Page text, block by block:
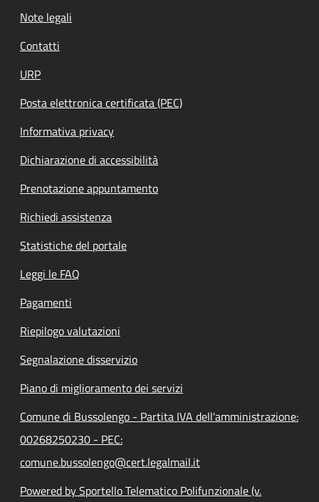
Note legali
Contatti
URP
Posta elettronica certificata (PEC)
Informativa privacy
Dichiarazione di accessibilità
Prenotazione appuntamento
Richiedi assistenza
Statistiche del portale
Leggi le FAQ
Pagamenti
Riepilogo valutazioni
Segnalazione disservizio
Piano di miglioramento dei servizi
Comune di Bussolengo - Partita IVA dell'amministrazione:
00268250230 - PEC:
comune.bussolengo@cert.legalmail.it
Powered by Sportello Telematico Polifunzionale (v.